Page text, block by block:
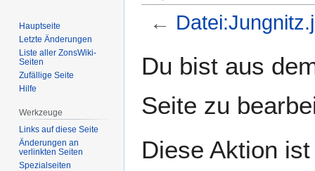
←
Navigation
Suche
Du bist aus
Seite zu
Diese Aktion
Hauptseite
Letzte Änderungen
Liste aller ZonsWiki-
Seiten
Zufällige Seite
Hilfe
Werkzeuge
Links auf diese Seite
Änderungen an
verlinkten Seiten
Spezialseiten